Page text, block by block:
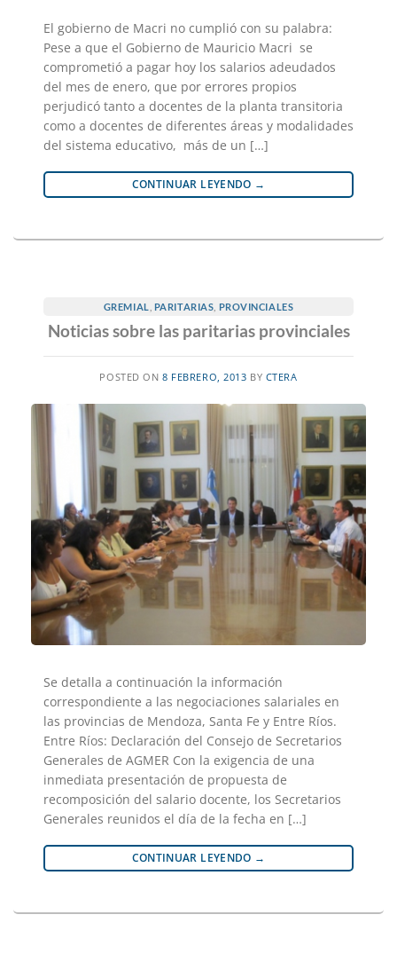
El gobierno de Macri no cumplió con su palabra:
Pese a que el Gobierno de Mauricio Macri se
comprometió a pagar hoy los salarios adeudados
del mes de enero, que por errores propios
perjudicó tanto a docentes de la planta transitoria
como a docentes de diferentes áreas y modalidades
del sistema educativo, más de un […]
CONTINUAR LEYENDO →
GREMIAL PARITARIAS PROVINCIALES
Noticias sobre las paritarias provinciales
POSTED ON8 FEBRERO, 2013 BY CTERA
Se detalla a continuación la información
correspondiente a las negociaciones salariales en
las provincias de Mendoza, Santa Fe y Entre Ríos.
Entre Ríos: Declaración del Consejo de Secretarios
Generales de AGMER Con la exigencia de una
inmediata presentación de propuesta de
recomposición del salario docente, los Secretarios
Generales reunidos el día de la fecha en […]
CONTINUAR LEYENDO →